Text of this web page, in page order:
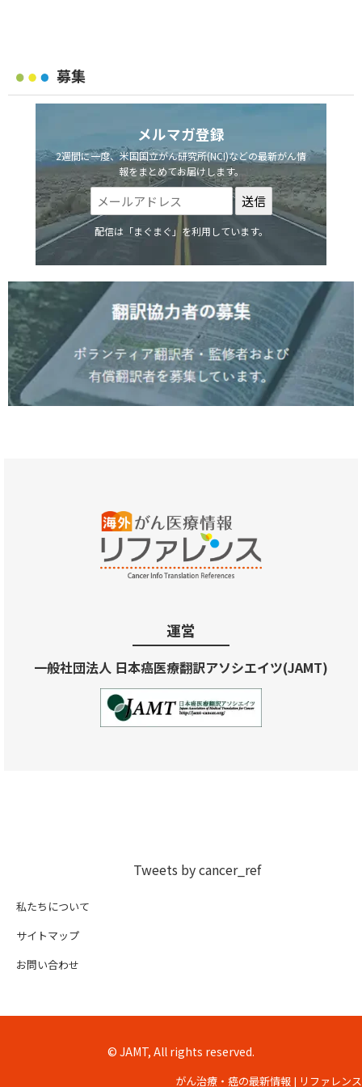
募集
メルマガ登録
2週間に一度、米国国立がん研究所(NCI)などの最新がん情
報をまとめてお届けします。
配信は「まぐまぐ」を利用しています。
運営
一般社団法人 日本癌医療翻訳アソシエイツ(JAMT)
Tweets by cancer_ref
私たちについて
サイトマップ
お問い合わせ
© JAMT, All rights reserved.
がん治療・癌の最新情報 | リファレンス